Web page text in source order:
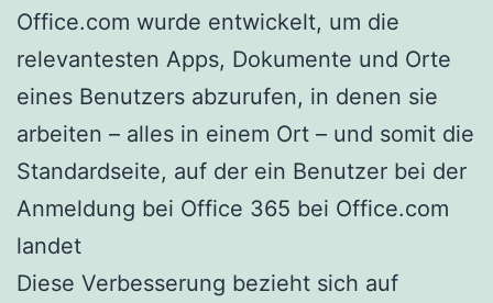
Office.com wurde entwickelt, um die
relevantesten Apps, Dokumente und Orte
eines Benutzers abzurufen, in denen sie
arbeiten – alles in einem Ort – und somit die
Standardseite, auf der ein Benutzer bei der
Anmeldung bei Office 365 bei Office.com
landet
Diese Verbesserung bezieht sich auf